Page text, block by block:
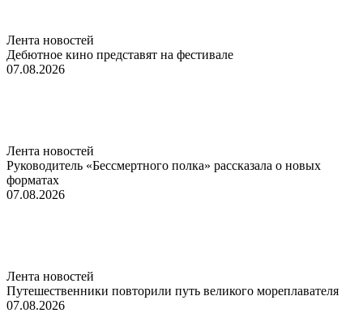
Лента новостей
Дебютное кино представят на фестивале
07.08.2026
Лента новостей
Руководитель «Бессмертного полка» рассказала о новых
форматах
07.08.2026
Лента новостей
Путешественники повторили путь великого мореплавателя
07.08.2026